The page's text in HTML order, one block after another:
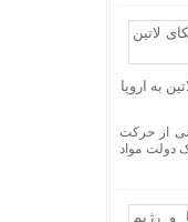
به اروپا
از حرکت
دولت مواد